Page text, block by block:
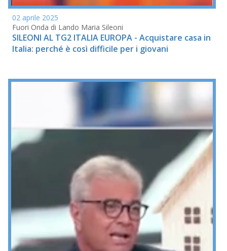
02 aprile 2025
Fuori Onda di Lando Maria Sileoni
SILEONI AL TG2 ITALIA EUROPA - Acquistare casa in
Italia: perché è così difficile per i giovani